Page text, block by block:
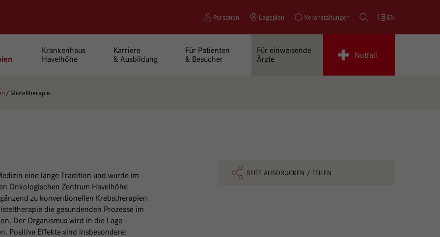
Personen Lageplan Veranstaltungen SucheEN
Krankenhaus
Havelhöhe
Karriere
& Ausbildung
Für Patienten
& Besucher
Für einweisende
Ärzte
Notfall
Misteltherapie
eine lange Tradition und wurde im
Onkologischen Zentrum Havelhöhe
zu konventionellen Krebstherapien
die gesundenden Prozesse im
Der Organismus wird in die Lage
Positive Effekte sind insbesondere:
SEITE AUSDRUCKEN / TEILEN